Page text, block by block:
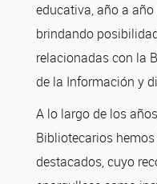
educativa, año a
brindando
relacionadas con la
de la Información y
A lo largo de los
Bibliotecarios
destacados, cuyo